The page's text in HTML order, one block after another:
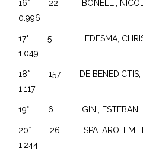
16° 22 BONELLI,
0.996
17° 5 LEDESMA,
1.049
18° 157 DE
1.117
19° 6 GINI,
20° 26 SPATARO,
1.244